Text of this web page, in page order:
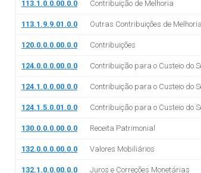
113.1.0.0.00.0.0 Contribuição de Melhoria
113.1.9.9.01.0.0 Outras Contribuições de
120.0.0.0.00.0.0 Contribuições
124.0.0.0.00.0.0 Contribuição para o Custeio do
124.1.0.0.00.0.0 Contribuição para o Custeio do
124.1.5.0.01.0.0 Contribuição para o Custeio do
130.0.0.0.00.0.0 Receita Patrimonial
132.0.0.0.00.0.0 Valores Mobiliários
132.1.0.0.00.0.0 Juros e Correções Monetárias